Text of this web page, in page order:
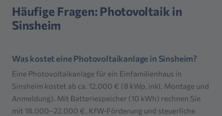
Häufige Fragen: Photovoltaik in
Sinsheim
Was kostet eine Photovoltaikanlage in Sinsheim?
Eine Photovoltaikanlage für ein Einfamilienhaus in
Sinsheim kostet ab ca. 12.000 € (8 kWp, inkl. Montage und
Anmeldung). Mit Batteriespeicher (10 kWh) rechnen Sie
mit 18.000–22.000 €. KfW-Förderung und steuerliche